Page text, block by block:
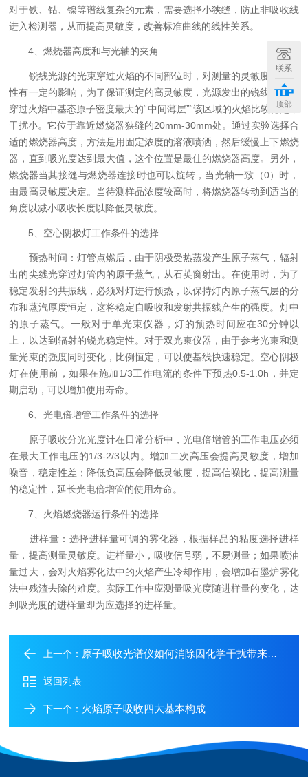
对于铁、钴、镍等谱线复杂的元素，需要选择小狭缝，防止非吸收线
进入检测器，从而提高灵敏度，改善标准曲线的线性关系。
4、燃烧器高度和与光轴的夹角
锐线光源的光束穿过火焰的不同部位时，对测量的灵敏度和稳定
性有一定的影响，为了保证测定的高灵敏度，光源发出的锐线光应该
穿过火焰中基态原子密度最大的“中间薄层”“该区域的火焰比较稳定，
干扰小。它位于靠近燃烧器狭缝的20mm-30mm处。通过实验选择合
适的燃烧器高度，方法是用固定浓度的溶液喷洒，然后缓慢上下燃烧
器，直到吸光度达到最大值，这个位置是最佳的燃烧器高度。另外，
燃烧器当其接缝与燃烧器连接时也可以旋转，当光轴一致（0）时，
由最高灵敏度决定。当待测样品浓度较高时，将燃烧器转动到适当的
角度以减小吸收长度以降低灵敏度。
5、空心阴极灯工作条件的选择
预热时间：灯管点燃后，由于阴极受热蒸发产生原子蒸气，辐射
出的尖线光穿过灯管内的原子蒸气，从石英窗射出。在使用时，为了
稳定发射的共振线，必须对灯进行预热，以保持灯内原子蒸气层的分
布和蒸汽厚度恒定，这将稳定自吸收和发射共振线产生的强度。灯中
的原子蒸气。一般对于单光束仪器，灯的预热时间应在30分钟以
上，以达到辐射的锐光稳定性。对于双光束仪器，由于参考光束和测
量光束的强度同时变化，比例恒定，可以使基线快速稳定。空心阴极
灯在使用前，如果在施加1/3工作电流的条件下预热0.5-1.0h，并定
期启动，可以增加使用寿命。
6、光电倍增管工作条件的选择
原子吸收分光光度计在日常分析中，光电倍增管的工作电压必须
在最大工作电压的1/3-2/3以内。增加二次高压会提高灵敏度，增加
噪音，稳定性差；降低负高压会降低灵敏度，提高信噪比，提高测量
的稳定性，延长光电倍增管的使用寿命。
7、火焰燃烧器运行条件的选择
进样量：选择进样量可调的雾化器，根据样品的粘度选择进样
量，提高测量灵敏度。进样量小，吸收信号弱，不易测量；如果喷油
量过大，会对火焰雾化法中的火焰产生冷却作用，会增加石墨炉雾化
法中残渣去除的难度。实际工作中应测量吸光度随进样量的变化，达
到吸光度的进样量即为应选择的进样量。
上一个： 原子吸收光谱仪如何消除因化学干扰带来的测量不准确现象
返回列表
下一个： 火焰原子吸收四大基本构成
联系
顶部